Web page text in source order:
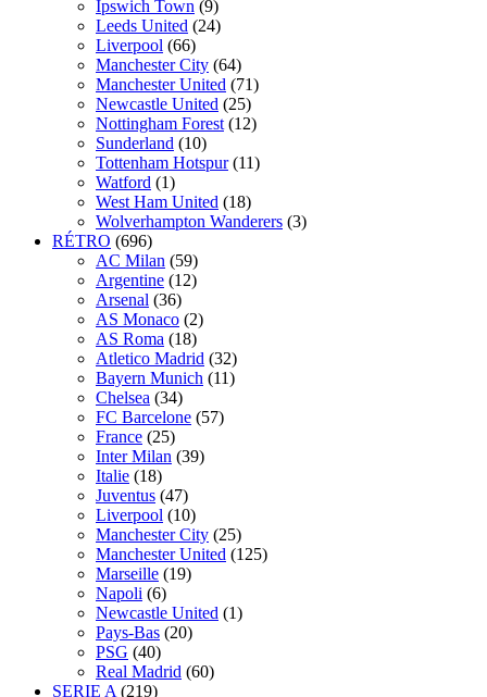
Ipswich Town (9)
Leeds United (24)
Liverpool (66)
Manchester City (64)
Manchester United (71)
Newcastle United (25)
Nottingham Forest (12)
Sunderland (10)
Tottenham Hotspur (11)
Watford (1)
West Ham United (18)
Wolverhampton Wanderers (3)
RÉTRO (696)
AC Milan (59)
Argentine (12)
Arsenal (36)
AS Monaco (2)
AS Roma (18)
Atletico Madrid (32)
Bayern Munich (11)
Chelsea (34)
FC Barcelone (57)
France (25)
Inter Milan (39)
Italie (18)
Juventus (47)
Liverpool (10)
Manchester City (25)
Manchester United (125)
Marseille (19)
Napoli (6)
Newcastle United (1)
Pays-Bas (20)
PSG (40)
Real Madrid (60)
SERIE A (219)